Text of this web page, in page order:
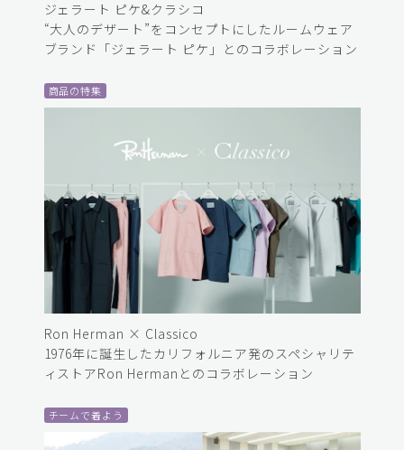
ジェラート ピケ&クラシコ
“大人のデザート”をコンセプトにしたルームウェア
ブランド「ジェラート ピケ」とのコラボレーション
商品の特集
Ron Herman × Classico
1976年に誕生したカリフォルニア発のスペシャリテ
ィストアRon Hermanとのコラボレーション
チームで着よう